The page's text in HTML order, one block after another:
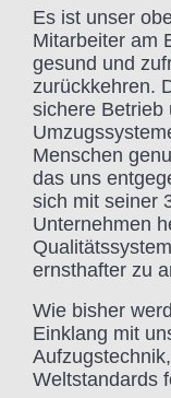
Es ist unser
Mitarbeiter am
gesund und
zurückkehren.
sichere Betrieb
Menschen
das uns
sich mit seiner
Unternehmen
ernsthafter zu
Wie bisher
Einklang mit
Weltstandards